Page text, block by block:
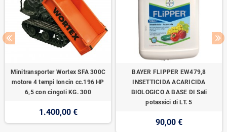
Minitransporter Wortex SFA 300C
motore 4 tempi loncin cc.196 HP
6,5 con cingoli KG. 300
1.400,00 €
BAYER FLIPPER EW479,8
INSETTICIDA ACARICIDA
BIOLOGICO A BASE DI Sali
potassici di LT. 5
90,00 €